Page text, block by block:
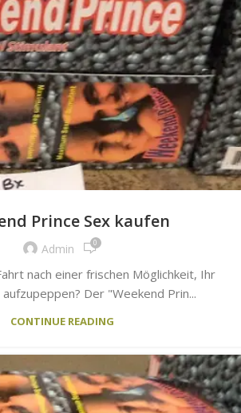
Prince Sex kaufen
Admin 0
nach einer frischen Möglichkeit, Ihr
Der "Weekend Prin...
CONTINUE READING